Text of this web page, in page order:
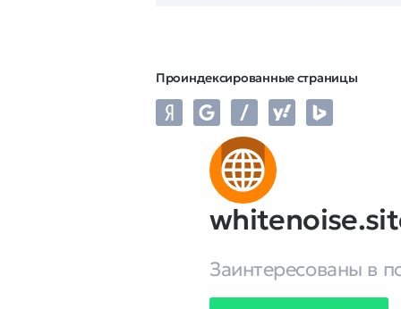
Проиндексированные страницы
Заинтересованы в